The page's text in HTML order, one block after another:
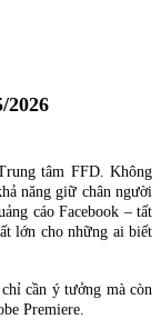
2026
tâm FFD. Không
năng giữ chân người
cáo Facebook – tất
lớn cho những ai biết
cần ý tưởng mà còn
Premiere.